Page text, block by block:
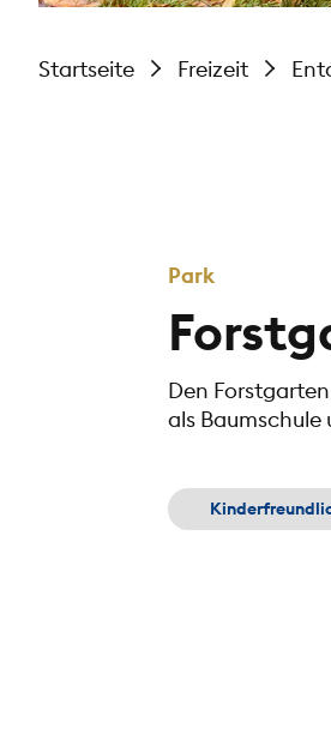
Startseite Freizeit
Park
Den
als Baumschule